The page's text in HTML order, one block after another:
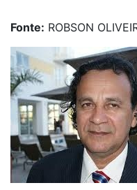
Fonte: ROBSON